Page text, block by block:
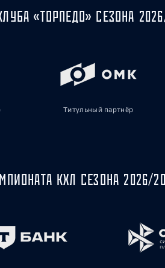
«ТОРПЕДО» СЕЗОНА
Титульный партнёр
КХЛ СЕЗОНА 2026/